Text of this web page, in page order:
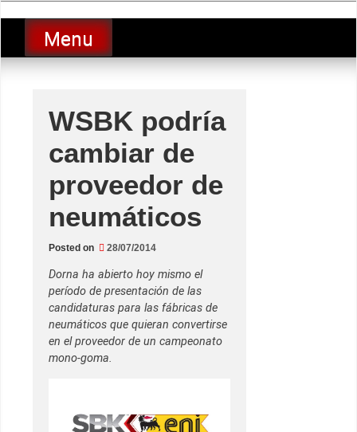
to
contentLucio Lopez GP
luciolopezgp
Menu
WSBK podría
cambiar de
proveedor de
neumáticos
Posted on 28/07/2014
Dorna ha abierto hoy mismo el
período de presentación de las
candidaturas para las fábricas de
neumáticos que quieran convertirse
en el proveedor de un campeonato
mono-goma.